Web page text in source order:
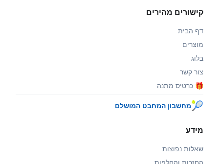
קישורים מהירים
דף הבית
מוצרים
בלוג
צור קשר
🎁 כרטיס מתנה
🎾מחשבון המחבט המושלם
מידע
שאלות נפוצות